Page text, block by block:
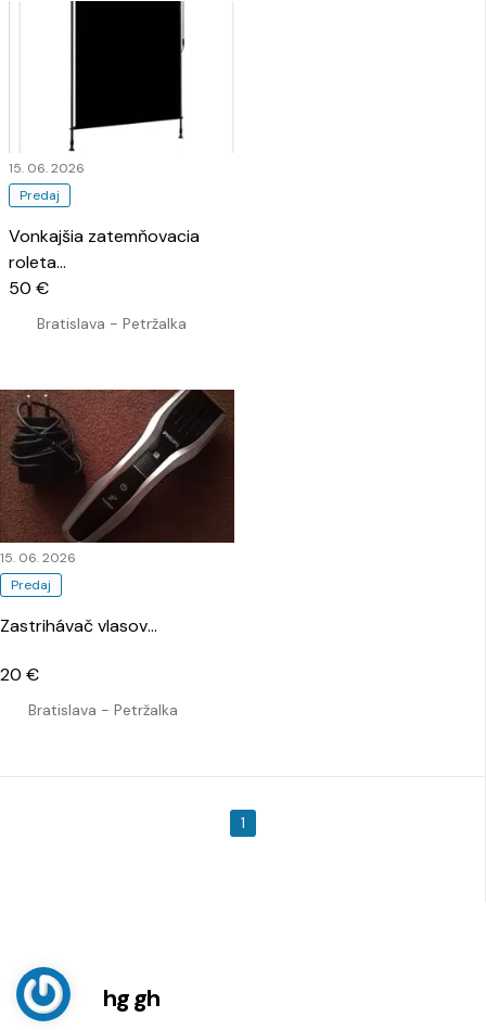
Predaj
15. 06. 2026
Vonkajšia zatemňovacia
roleta…
Bratislava - Petržalka
50 €
Predaj
15. 06. 2026
Zastrihávač vlasov…
Bratislava - Petržalka
20 €
1
hg gh